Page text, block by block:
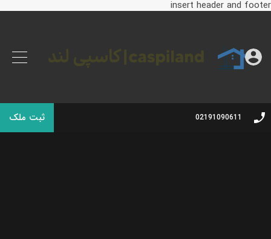
insert header and footer
02191090611 ثبت ملک